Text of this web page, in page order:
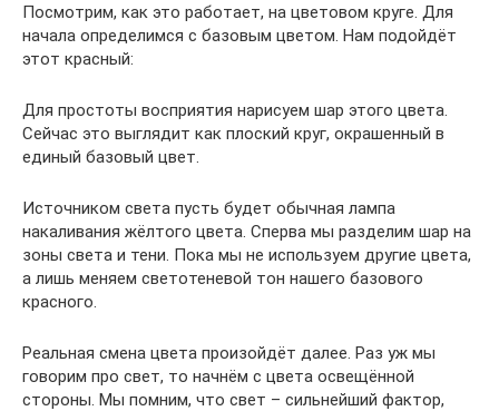
Посмотрим, как это работает, на цветовом круге. Для
начала определимся с базовым цветом. Нам подойдёт
этот красный:
Для простоты восприятия нарисуем шар этого цвета.
Сейчас это выглядит как плоский круг, окрашенный в
единый базовый цвет.
Источником света пусть будет обычная лампа
накаливания жёлтого цвета. Сперва мы разделим шар на
зоны света и тени. Пока мы не используем другие цвета,
а лишь меняем светотеневой тон нашего базового
красного.
Реальная смена цвета произойдёт далее. Раз уж мы
говорим про свет, то начнём с цвета освещённой
стороны. Мы помним, что свет – сильнейший фактор,